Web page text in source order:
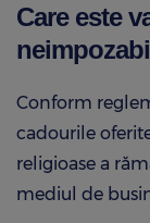
Care este
Conform
cadourile
religioase a
mediul de